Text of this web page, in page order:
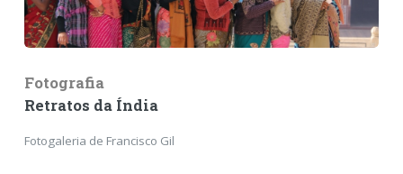
Fotografia
Retratos da Índia
Fotogaleria de Francisco Gil